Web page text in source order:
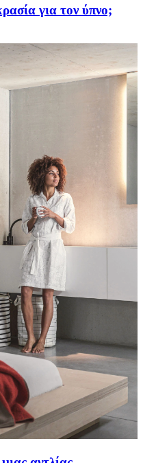
για τον ύπνο;